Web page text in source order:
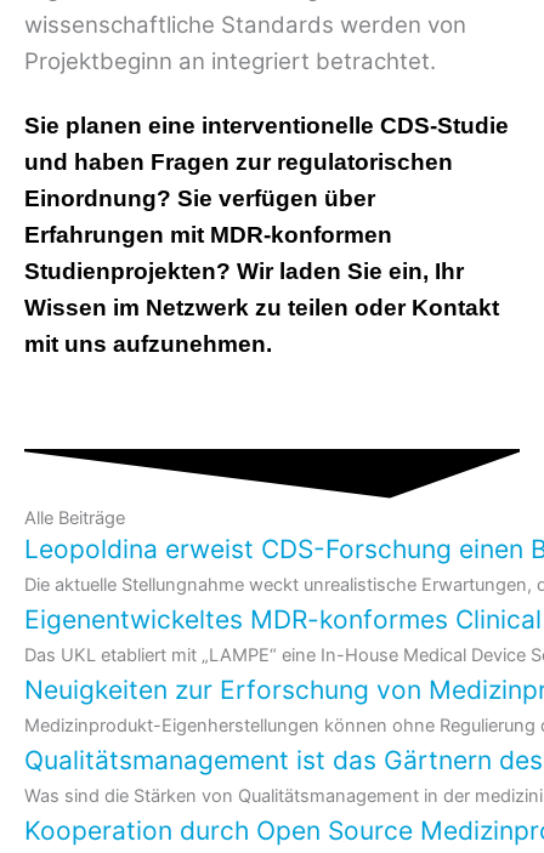
wissenschaftliche Standards werden von
Projektbeginn an integriert betrachtet.
Sie planen eine interventionelle CDS-Studie
und haben Fragen zur regulatorischen
Einordnung? Sie verfügen über
Erfahrungen mit MDR-konformen
Studienprojekten? Wir laden Sie ein, Ihr
Wissen im Netzwerk zu teilen oder Kontakt
mit uns aufzunehmen.
Alle Beiträge
Leopoldina erweist CDS-Forschung einen
Die aktuelle Stellungnahme weckt unrealistische
Eigenentwickeltes MDR-konformes
Das UKL etabliert mit „LAMPE“ eine In-House Medical
Neuigkeiten zur Erforschung von
Medizinprodukt-Eigenherstellungen können ohne
Qualitätsmanagement ist das Gärtnern
Was sind die Stärken von Qualitäts­management in der
Kooperation durch Open Source